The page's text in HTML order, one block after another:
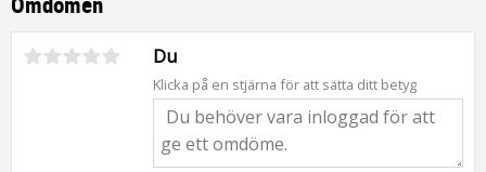
Du
Klicka på en stjärna för att sätta ditt betyg